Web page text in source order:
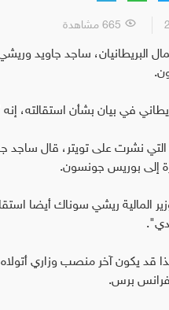
البريطانيان، ساجد جاويد
في بيان بشأن استقالته،
التي نشرت على تويتر، قال
إلى بوريس جونسون.
المالية ريشي سوناك أيضا
يكون آخر منصب وزاري
برس.